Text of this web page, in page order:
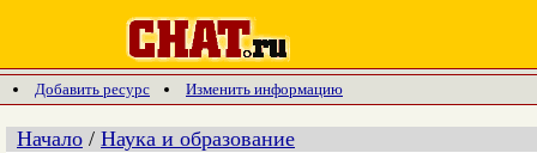
Добавить ресурс Изменить информацию
Начало / Наука и образование